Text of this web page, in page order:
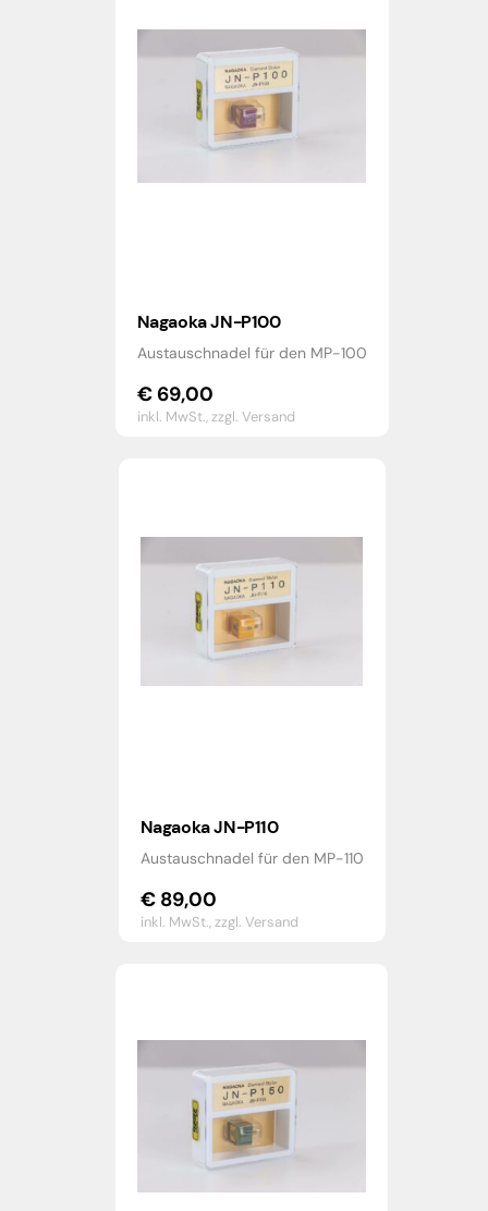
Nagaoka JN-P100
Austauschnadel für den MP-100
€69,00
inkl. MwSt.,zzgl. Versand
Nagaoka JN-P110
Austauschnadel für den MP-110
€89,00
inkl. MwSt.,zzgl. Versand